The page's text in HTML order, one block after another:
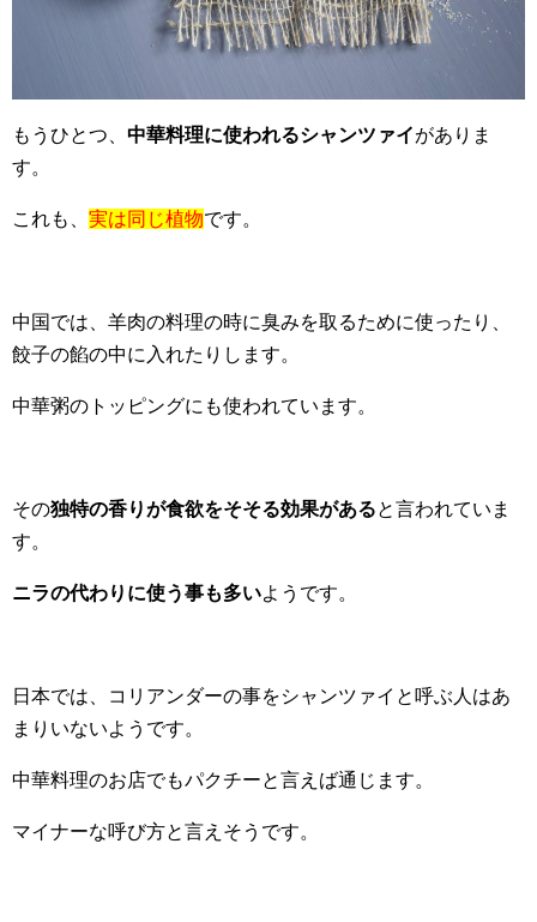
もうひとつ、 中華料理に使われるシャンツァイがありま
す。
これも、 実は同じ植物です。
中国では、羊肉の料理の時に臭みを取るために使ったり、
餃子の餡の中に入れたりします。
中華粥のトッピングにも使われています。
その独特の香りが食欲をそそる効果があると言われていま
す。
ニラの代わりに使う事も多いようです。
日本では、コリアンダーの事をシャンツァイと呼ぶ人はあ
まりいないようです。
中華料理のお店でもパクチーと言えば通じます。
マイナーな呼び方と言えそうです。